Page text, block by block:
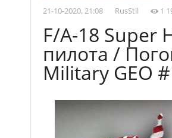
21-10-2020, 21:08 RusStil 1
F/A-18 Super
пилота /
Military GEO